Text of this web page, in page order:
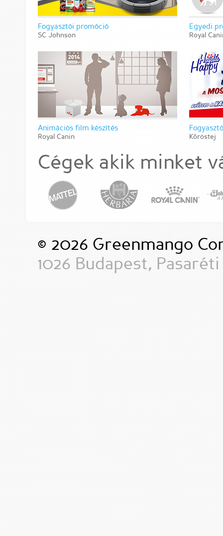
Fogyasztói promóció
SC Johnson
Egyedi
Royal
Animációs film készítés
Royal Canin Kőröstej
Cégek akik minket
© 2026 Greenmango
1026 Budapest,